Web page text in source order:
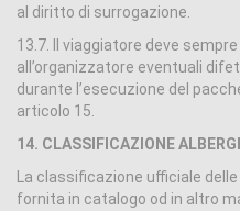
al diritto di surrogazione.
13.7. Il viaggiatore deve
all’organizzatore eventuali
durante l’esecuzione del
articolo 15.
14. CLASSIFICAZIONE
La classificazione ufficiale
fornita in catalogo od in altro